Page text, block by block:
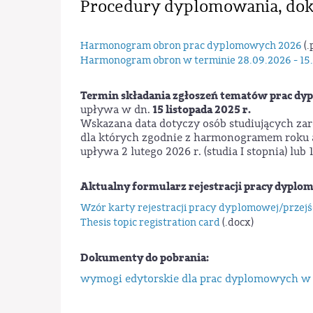
Procedury dyplomowania,
Harmonogram obron prac dyplomowych 2026
Harmonogram obron w terminie 28.09.2026 -
Termin składania zgłoszeń tematów prac
upływa w dn. 15 listopada 2025 r.
Wskazana data dotyczy osób studiujących
dla których zgodnie z harmonogramem
upływa 2 lutego 2026 r. (studia I stopnia) lub
Aktualny formularz rejestracji pracy
Wzór karty rejestracji pracy dyplomowej/
Thesis topic registration card (.docx)
Dokumenty do pobrania:
wymogi edytorskie dla prac dyplomowych